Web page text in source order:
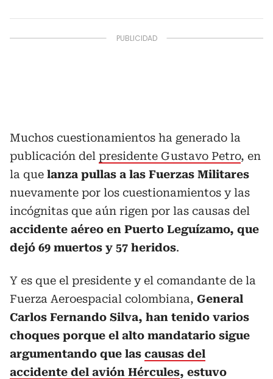
Muchos cuestionamientos ha generado la
publicación del presidente Gustavo Petro, en
la que lanza pullas a las Fuerzas Militares
nuevamente por los cuestionamientos y las
incógnitas que aún rigen por las causas del
accidente aéreo en Puerto Leguízamo, que
dejó 69 muertos y 57 heridos.
Y es que el presidente y el comandante de la
Fuerza Aeroespacial colombiana, General
Carlos Fernando Silva, han tenido varios
choques porque el alto mandatario sigue
argumentando que las causas del
accidente del avión Hércules, estuvo